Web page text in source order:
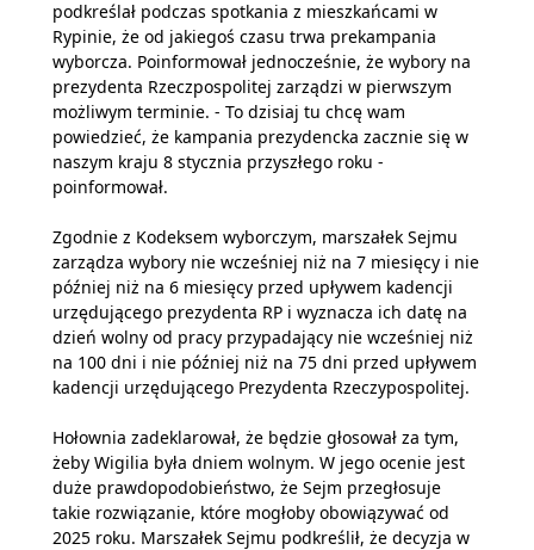
podkreślał podczas spotkania z mieszkańcami w
Rypinie, że od jakiegoś czasu trwa prekampania
wyborcza. Poinformował jednocześnie, że wybory na
prezydenta Rzeczpospolitej zarządzi w pierwszym
możliwym terminie. - To dzisiaj tu chcę wam
powiedzieć, że kampania prezydencka zacznie się w
naszym kraju 8 stycznia przyszłego roku -
poinformował.
Zgodnie z Kodeksem wyborczym, marszałek Sejmu
zarządza wybory nie wcześniej niż na 7 miesięcy i nie
później niż na 6 miesięcy przed upływem kadencji
urzędującego prezydenta RP i wyznacza ich datę na
dzień wolny od pracy przypadający nie wcześniej niż
na 100 dni i nie później niż na 75 dni przed upływem
kadencji urzędującego Prezydenta Rzeczypospolitej.
Hołownia zadeklarował, że będzie głosował za tym,
żeby Wigilia była dniem wolnym. W jego ocenie jest
duże prawdopodobieństwo, że Sejm przegłosuje
takie rozwiązanie, które mogłoby obowiązywać od
2025 roku. Marszałek Sejmu podkreślił, że decyzja w